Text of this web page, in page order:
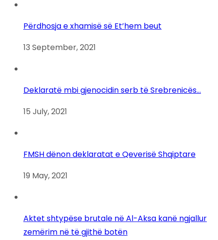
Përdhosja e xhamisë së Et’hem beut
13 September, 2021
Deklaratë mbi gjenocidin serb të Srebrenicës…
15 July, 2021
FMSH dënon deklaratat e Qeverisë Shqiptare
19 May, 2021
Aktet shtypëse brutale në Al-Aksa kanë ngjallur
zemërim në të gjithë botën